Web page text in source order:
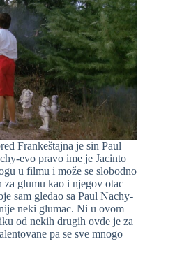
Frankeštajna je sin Paul
evo pravo ime je Jacinto
u filmu i može se slobodno
za glumu kao i njegov otac
sam gledao sa Paul Nachy-
neki glumac. Ni u ovom
od nekih drugih ovde je za
pa se sve mnogo